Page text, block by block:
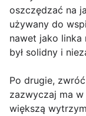
oszczędzać na
używany do
nawet jako linka
był solidny i
Po drugie,
zazwyczaj ma
większą